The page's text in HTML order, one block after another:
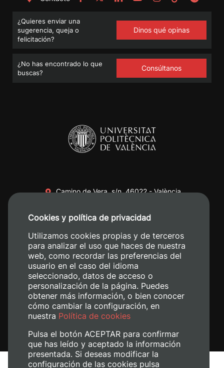
¿Quieres enviar una
sugerencia, queja o
felicitación?
Dinos qué opinas
¿No has encontrado lo que
buscas?
Consúltanos
Camino de Vera, s/n. 46022 - València
+34 620 04 00 50
Cookies y política de privacidad
Utilizamos cookies propias y de terceros
para analizar el uso que haces de nuestra
web, como recordar las preferencias del
usuario en el caso del idioma
seleccionado, datos de acceso o
personalización de la página. Puedes
obtener más información, o bien conocer
cómo cambiar la configuración, en
nuestra Política de cookies
Pulsa el botón ACEPTAR para confirmar
que has leído y aceptado la información
presentada. Si deseas modificar la
configuración de las cookies pulsa